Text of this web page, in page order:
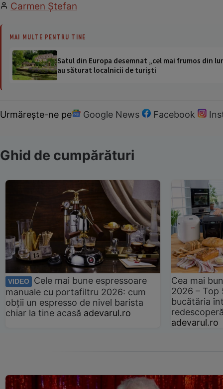
Carmen Ştefan
MAI MULTE PENTRU TINE
Satul din Europa desemnat „cel mai frumos din
au săturat localnicii de turiști
Urmărește-ne pe Google News Facebook
Ghid de cumpărături
VIDEO
Cele mai bune espressoare
manuale cu portafiltru 2026: cum
obții un espresso de nivel barista
chiar la tine acasă adevarul.ro
Cea mai
2026 –
bucătăria
adevarul.ro